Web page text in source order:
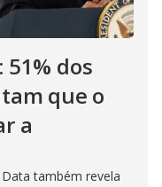
51% dos
que o
a
também revela